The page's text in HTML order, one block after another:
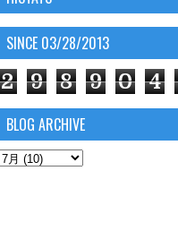
SINCE 03/28/2013
2 9 8 9 0 4
BLOG ARCHIVE